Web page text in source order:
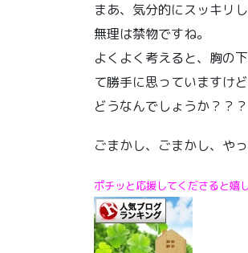
まあ、気分的にスッキリ
無理は禁物ですね。
よくよく考えると、胸の
て勝手に思っていますけ
どうなんでしょうか？？？
ごまかし、ごまかし、や
ポチッと応援してくださると嬉